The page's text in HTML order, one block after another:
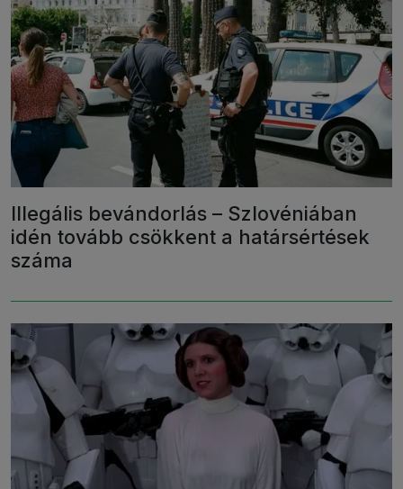
Illegális bevándorlás – Szlovéniában
idén tovább csökkent a határsértések
száma